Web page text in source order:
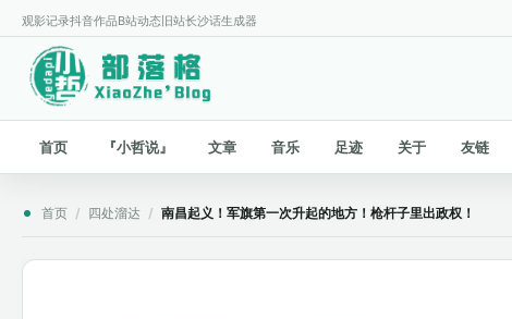
观影记录抖音作品B站动态 旧站长沙话生成器
首页 『小哲说』 文章 音乐 足迹 关于 友链
首页 / 四处溜达 / 南昌起义！军旗第一次升起的地方！枪杆子里出政权！